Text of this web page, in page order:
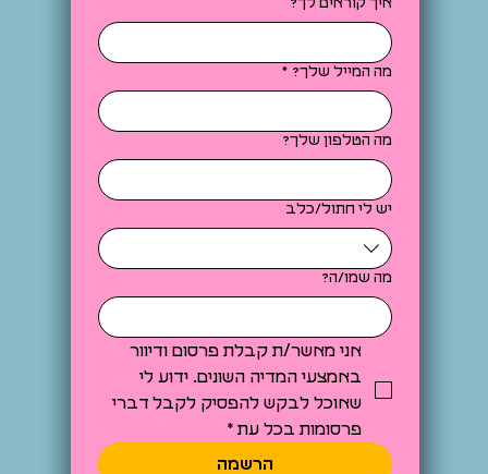
מה המייל שלך? *
מה הטלפון שלך?
יש לי חתול/כלב
מה שמו/ה?
אני מאשר/ת קבלת פרסום ודיוור
באמצעי המדיה השונים. ידוע לי
שאוכל לבקש להפסיק לקבל דברי
פרסומות בכל עת *
הרשמה